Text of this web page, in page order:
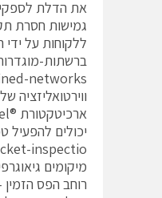
את הדלת לספקי
גמישות חסרת
ללקוחות על ידי
ווירטואליזציה
מיקומים
רוחב הפס הזמין